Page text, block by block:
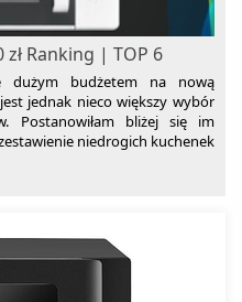
Ranking | TOP 6
dużym budżetem na nową
jednak nieco większy wybór
Postanowiłam bliżej się im
niedrogich kuchenek